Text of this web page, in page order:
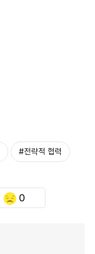
#전략적 협력
0